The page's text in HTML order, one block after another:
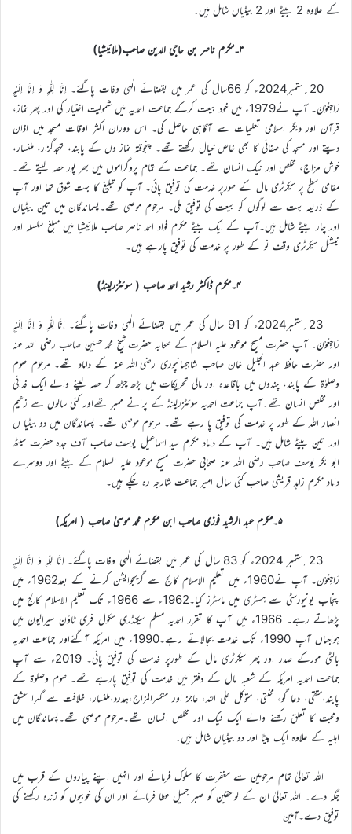
کے علاوہ 2 بیٹے اور 2 بیٹیاں شامل ہیں۔
۳۔مکرم ناصر بن حاجی الدین صاحب(ملائیشیا)
20؍ستمبر2024ء کو 66سال کی عمر میں بقضائے الٰہی وفات پاگئے۔ اِنَّا لِلّٰہِ وَ اِنَّا اِلَیْہِ
رَاجِعُوْنَ۔ آپ نے1979ء میں خود بیعت کرکے جماعت احمدیہ میں شمولیت اختیار کی اور پھر نماز،
قرآن اور دیگر اسلامی تعلیمات سے آگاہی حاصل کی۔ اس دوران اکثر اوقات مسجد میں اذان
دیتے اور مسجد کی صفائی کا بھی خاص خیال رکھتے تھے۔ پنجوقتہ نماز وں کے پابند، تہجدگزار، ملنسار،
خوش مزاج، مخلص اور نیک انسان تھے۔ جماعت کے تمام پروگراموں میں بھر پور حصہ لیتے تھے۔
مقامی سطح پر سیکرٹری مال کے طورپر خدمت کی توفیق پائی۔ آپ کو تبلیغ کا بہت شوق تھا اور آپ
کے ذریعہ بہت سے لوگوں کو بیعت کی توفیق ملی۔ مرحوم موصی تھے۔پسماندگان میں تین بیٹیاں
اور چار بیٹے شامل ہیں۔آپ کے ایک بیٹے مکرم فواد احمد ناصر صاحب ملائیشیا میں مبلغ سلسلہ اور
نیشنل سیکرٹری وقف نو کے طور پر خدمت کی توفیق پارہے ہیں۔
۴۔مکرم ڈاکٹر رشید احمد صاحب ( سوئٹزرلینڈ)
23؍ستمبر2024ء کو 91 سال کی عمر میں بقضائے الٰہی وفات پاگئے۔ اِنَّا لِلّٰہِ وَ اِنَّا اِلَیْہِ
رَاجِعُوْنَ۔ آپ حضرت مسیح موعود علیہ السلام کے صحابہ حضرت شیخ محمد حسین صاحب رضی اللہ عنہ
اور حضرت حافظ عبد الجلیل خان صاحب شاہجہانپوری رضی اللہ عنہ کے داماد تھے۔ مرحوم صوم
وصلوٰۃ کے پابند، چندوں میں باقاعدہ اور مالی تحریکات میں بڑھ چڑھ کر حصہ لینے والے ایک فدائی
اور مخلص انسان تھے۔آپ جماعت احمدیہ سوئٹزرلینڈ کے پرانے ممبر تھےاور کئی سالوں سے زعیم
انصار اللہ کے طور پر خدمت کی توفیق پا رہے تھے۔ مرحوم موصی تھے۔ پسماندگان میں دو بیٹیا ں
اور تین بیٹے شامل ہیں۔ آپ کے داماد مکرم سید اسماعیل یوسف صاحب آف جدہ حضرت سیٹھ
ابو بکر یوسف صاحب رضی اللہ عنہ صحابی حضرت مسیح موعود علیہ السلام کے بیٹے اور دوسرے
داماد مکرم زاہد قریشی صاحب کئی سال امیر جماعت شارجہ رہ چکے ہیں۔
۵۔مکرم عبد الرشید فوزی صاحب ابن مکرم محمد موسیٰ صاحب ( امریکہ)
23؍ستمبر 2024ء کو 83 سال کی عمر میں بقضائے الٰہی وفات پاگئے۔ اِنَّا لِلّٰہِ وَ اِنَّا اِلَیْہِ
رَاجِعُوْنَ۔ آپ نے1960ء میں تعلیم الاسلام کالج سے گریجوایشن کرنے کے بعد1962ء میں
پنجاب یونیورسٹی سے ہسٹری میں ماسٹرز کیا۔1962ء سے 1966ء تک تعلیم الاسلام کالج میں
پڑھاتے رہے۔ 1966ء میں آپ کا تقرر احمدیہ مسلم سیکنڈری سکول فری ٹاؤن سیرالیون میں
ہواجہاں آپ 1990ء تک خدمت بجالاتے رہے۔1990ء میں امریکہ آگئےاور جماعت احمدیہ
بالٹی مورکے صدر اور پھر سیکرٹری مال کے طورپر خدمت کی توفیق پائی۔ 2019ء سے آپ
جماعت احمدیہ امریکہ کے شعبہ مال کے دفتر میں خدمت کی توفیق پارہے تھے۔ صوم وصلوٰۃ کے
پابند،متقی، دعا گو، محنتی، متوکل علی اللہ، عاجز اور منکسرالمزاج،ہمدرد،ملنسار، خلافت سے گہرا عشق
ومحبت کا تعلق رکھنے والے ایک نیک اور مخلص انسان تھے۔مرحوم موصی تھے۔پسماندگان میں
اہلیہ کے علاوہ ایک بیٹا اور دو بیٹیاں شامل ہیں۔
اللہ تعالیٰ تمام مرحومین سے مغفرت کا سلوک فرمائے اور انہیں اپنے پیاروں کے قرب میں
جگہ دے۔ اللہ تعالیٰ ان کے لواحقین کو صبر جمیل عطا فرمائے اور ان کی خوبیوں کو زندہ رکھنے کی
توفیق دے۔آمین